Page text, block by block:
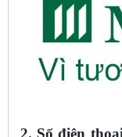
2. Số điện